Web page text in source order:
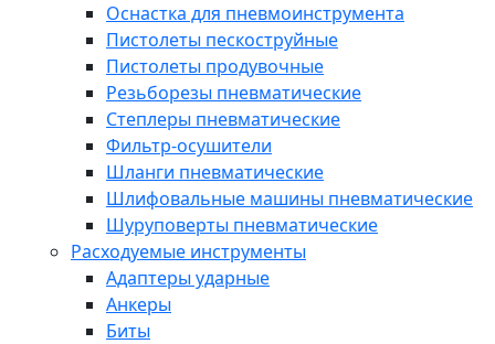
Оснастка для пневмоинструмента
Пистолеты пескоструйные
Пистолеты продувочные
Резьборезы пневматические
Степлеры пневматические
Фильтр-осушители
Шланги пневматические
Шлифовальные машины пневматические
Шуруповерты пневматические
Расходуемые инструменты
Адаптеры ударные
Анкеры
Биты